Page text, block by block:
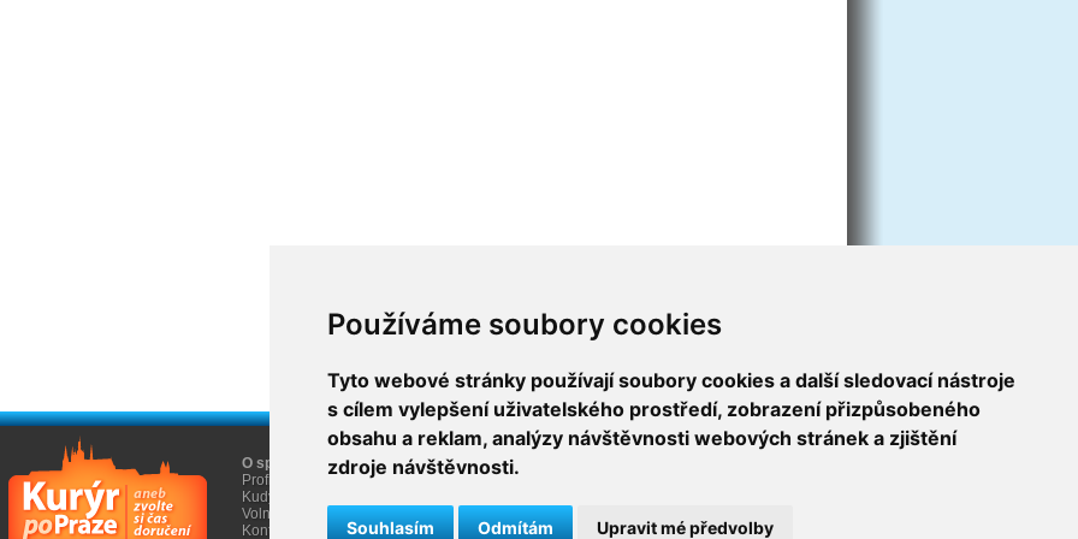
Používáme soubory cookies
Tyto webové stránky používají soubory cookies a další sledovací nástroje
s cílem vylepšení uživatelského prostředí, zobrazení přizpůsobeného
obsahu a reklam, analýzy návštěvnosti webových stránek a zjištění
zdroje návštěvnosti.
Souhlasím Odmítám Upravit mé předvolby
O společnosti
Profil firmy AGEM
Kudy k nám
Volná místa
Kontakty
O nákupu
Obchodní informace